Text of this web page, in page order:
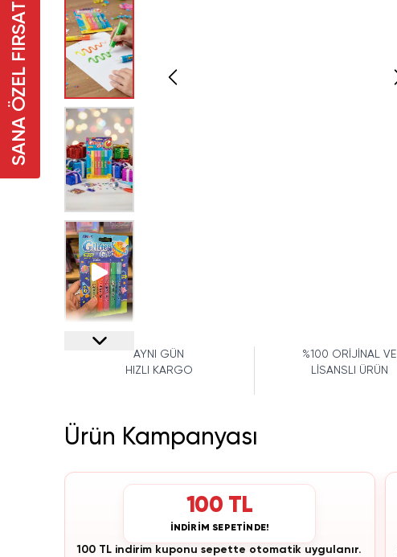
SANA ÖZEL FIRSAT
AYNI GÜN
HIZLI KARGO
%100 ORİJİNAL VE
LİSANSLI ÜRÜN
Ürün Kampanyası
100 TL
İNDİRİM SEPETİNDE!
100 TL indirim kuponu sepette otomatik uygulanır.